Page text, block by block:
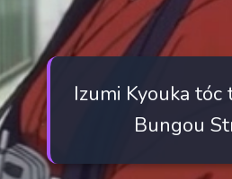
Izumi Kyouka
Bungou